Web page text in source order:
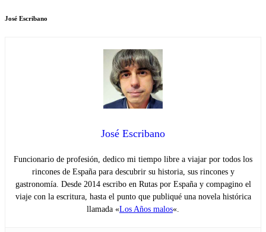
José Escribano
José Escribano
Funcionario de profesión, dedico mi tiempo libre a viajar por todos los
rincones de España para descubrir su historia, sus rincones y
gastronomía. Desde 2014 escribo en Rutas por España y compagino el
viaje con la escritura, hasta el punto que publiqué una novela histórica
llamada «Los Años malos«.